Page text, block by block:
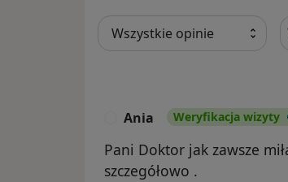
Ania Weryfikacja wizyty
Pani Doktor jak zawsze
szczegółowo .